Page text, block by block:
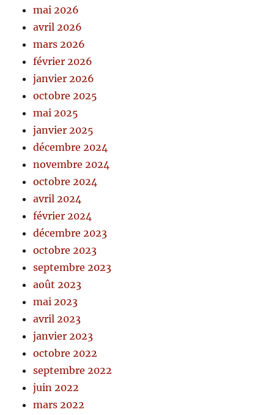
mai 2026
avril 2026
mars 2026
février 2026
janvier 2026
octobre 2025
mai 2025
janvier 2025
décembre 2024
novembre 2024
octobre 2024
avril 2024
février 2024
décembre 2023
octobre 2023
septembre 2023
août 2023
mai 2023
avril 2023
janvier 2023
octobre 2022
septembre 2022
juin 2022
mars 2022